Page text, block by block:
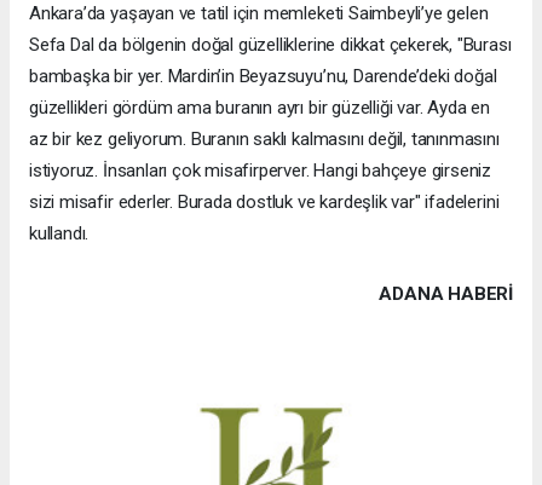
Ankara’da yaşayan ve tatil için memleketi Saimbeyli’ye gelen
Sefa Dal da bölgenin doğal güzelliklerine dikkat çekerek, "Burası
bambaşka bir yer. Mardin’in Beyazsuyu’nu, Darende’deki doğal
güzellikleri gördüm ama buranın ayrı bir güzelliği var. Ayda en
az bir kez geliyorum. Buranın saklı kalmasını değil, tanınmasını
istiyoruz. İnsanları çok misafirperver. Hangi bahçeye girseniz
sizi misafir ederler. Burada dostluk ve kardeşlik var" ifadelerini
kullandı.
ADANA HABERİ